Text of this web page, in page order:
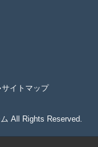
サイトマップ
All Rights Reserved.